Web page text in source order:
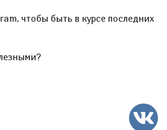
чтобы быть в курсе последних